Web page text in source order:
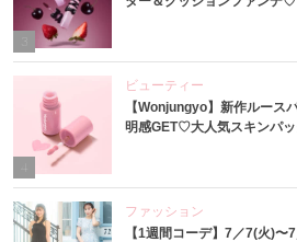
3
4
ビューティー
【Wonjungyo】新作ルース
明感GET♡大人気スキンパッ
ファッション
【1週間コーデ】7／7(火)